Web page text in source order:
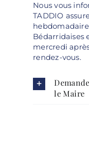
Nous vous
TADDIO
Bédarridaises
mercredi
rendez-vous.
le Maire